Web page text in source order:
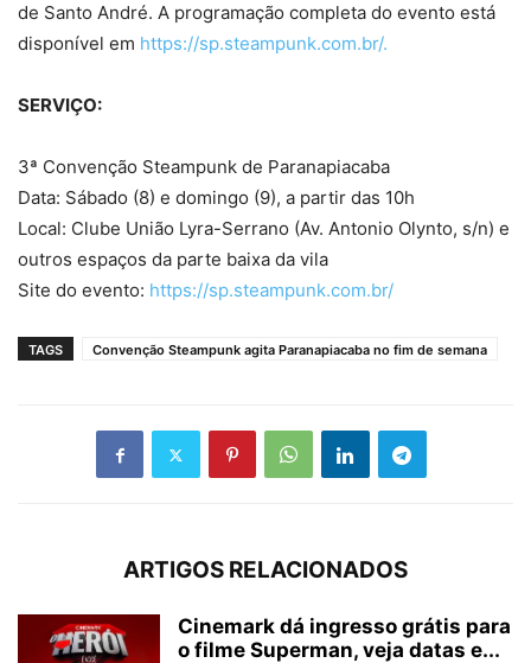
de Santo André. A programação completa do evento está
disponível em https://sp.steampunk.com.br/.
SERVIÇO:
3ª Convenção Steampunk de Paranapiacaba
Data: Sábado (8) e domingo (9), a partir das 10h
Local: Clube União Lyra-Serrano (Av. Antonio Olynto, s/n) e
outros espaços da parte baixa da vila
Site do evento: https://sp.steampunk.com.br/
TAGS Convenção Steampunk agita Paranapiacaba no fim de semana
ARTIGOS RELACIONADOS
Cinemark dá ingresso grátis para
o filme Superman, veja datas e...